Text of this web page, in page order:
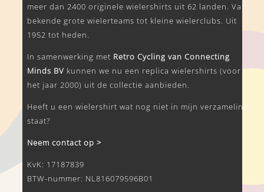
meer dan 2400 originele wielershirts uit 62 landen. Van
bekende grote wielerteams tot kleine wielerclubs. Uit
1952 tot heden.
In samenwerking met Retro Cycling van Connecting
Minds BV kunnen we nu een replica wielershirts (voor
het jaar 2000) uit de collectie aanbieden.
Heeft u een wielershirt wat nog niet in mijn verzameling
staat?
Neem contact op >
KvK: 17187839
BTW-nummer: NL816079596B01